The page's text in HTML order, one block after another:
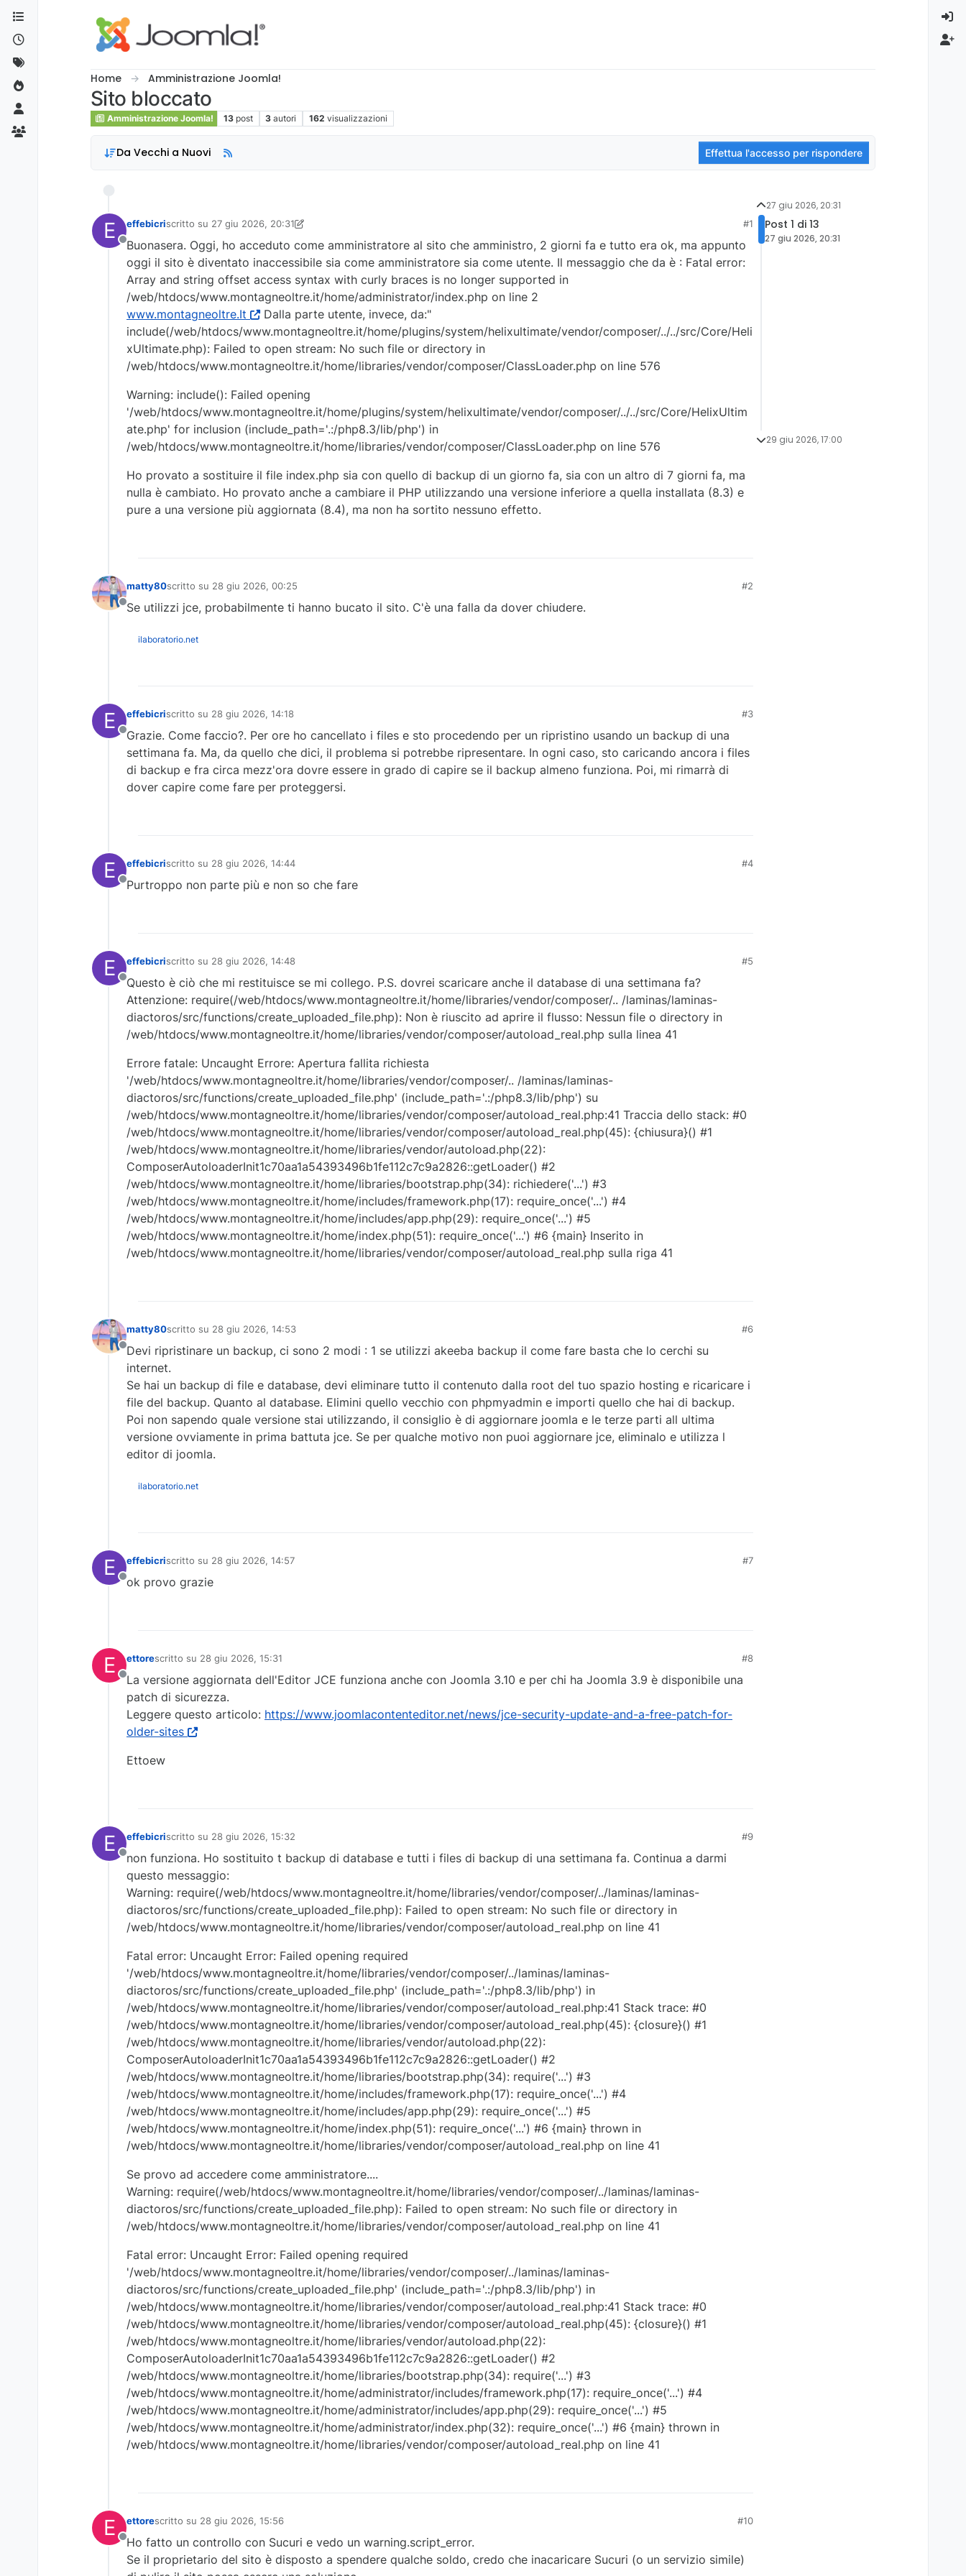
Salta al contenuto
Home Amministrazione Joomla!
Sito bloccato
Amministrazione Joomla! 13 post 3 autori 162 visualizzazioni
Da Vecchi a Nuovi Effettua l'accesso per rispondere
E
Non in linea
effebicriscritto su 27 giu 2026, 20:31
ultima modifica di effebicri
#1
Buonasera. Oggi, ho acceduto come amministratore al sito che amministro, 2 giorni fa e tutto era ok, ma appunto
oggi il sito è diventato inaccessibile sia come amministratore sia come utente. Il messaggio che da è : Fatal error:
Array and string offset access syntax with curly braces is no longer supported in
/web/htdocs/www.montagneoltre.it/home/administrator/index.php on line 2
www.montagneoltre.It
Dalla parte utente, invece, da:"
include(/web/htdocs/www.montagneoltre.it/home/plugins/system/helixultimate/vendor/composer/../../src/Core/Heli
xUltimate.php): Failed to open stream: No such file or directory in
/web/htdocs/www.montagneoltre.it/home/libraries/vendor/composer/ClassLoader.php on line 576
Warning: include(): Failed opening
'/web/htdocs/www.montagneoltre.it/home/plugins/system/helixultimate/vendor/composer/../../src/Core/HelixUltim
ate.php' for inclusion (include_path='.:/php8.3/lib/php') in
/web/htdocs/www.montagneoltre.it/home/libraries/vendor/composer/ClassLoader.php on line 576
Ho provato a sostituire il file index.php sia con quello di backup di un giorno fa, sia con un altro di 7 giorni fa, ma
nulla è cambiato. Ho provato anche a cambiare il PHP utilizzando una versione inferiore a quella installata (8.3) e
pure a una versione più aggiornata (8.4), ma non ha sortito nessuno effetto.
Non in linea
matty80scritto su 28 giu 2026, 00:25
ultima modifica di
#2
Se utilizzi jce, probabilmente ti hanno bucato il sito. C'è una falla da dover chiudere.
ilaboratorio.net
E
Non in linea
effebicriscritto su 28 giu 2026, 14:18
ultima modifica di
#3
Grazie. Come faccio?. Per ore ho cancellato i files e sto procedendo per un ripristino usando un backup di una
settimana fa. Ma, da quello che dici, il problema si potrebbe ripresentare. In ogni caso, sto caricando ancora i files
di backup e fra circa mezz'ora dovre essere in grado di capire se il backup almeno funziona. Poi, mi rimarrà di
dover capire come fare per proteggersi.
E
Non in linea
effebicriscritto su 28 giu 2026, 14:44
ultima modifica di
#4
Purtroppo non parte più e non so che fare
E
Non in linea
effebicriscritto su 28 giu 2026, 14:48
ultima modifica di
#5
Questo è ciò che mi restituisce se mi collego. P.S. dovrei scaricare anche il database di una settimana fa?
Attenzione: require(/web/htdocs/www.montagneoltre.it/home/libraries/vendor/composer/.. /laminas/laminas-
diactoros/src/functions/create_uploaded_file.php): Non è riuscito ad aprire il flusso: Nessun file o directory in
/web/htdocs/www.montagneoltre.it/home/libraries/vendor/composer/autoload_real.php sulla linea 41
Errore fatale: Uncaught Errore: Apertura fallita richiesta
'/web/htdocs/www.montagneoltre.it/home/libraries/vendor/composer/.. /laminas/laminas-
diactoros/src/functions/create_uploaded_file.php' (include_path='.:/php8.3/lib/php') su
/web/htdocs/www.montagneoltre.it/home/libraries/vendor/composer/autoload_real.php:41 Traccia dello stack: #0
/web/htdocs/www.montagneoltre.it/home/libraries/vendor/composer/autoload_real.php(45): {chiusura}() #1
/web/htdocs/www.montagneoltre.it/home/libraries/vendor/autoload.php(22):
ComposerAutoloaderInit1c70aa1a54393496b1fe112c7c9a2826::getLoader() #2
/web/htdocs/www.montagneoltre.it/home/libraries/bootstrap.php(34): richiedere('...') #3
/web/htdocs/www.montagneoltre.it/home/includes/framework.php(17): require_once('...') #4
/web/htdocs/www.montagneoltre.it/home/includes/app.php(29): require_once('...') #5
/web/htdocs/www.montagneoltre.it/home/index.php(51): require_once('...') #6 {main} Inserito in
/web/htdocs/www.montagneoltre.it/home/libraries/vendor/composer/autoload_real.php sulla riga 41
Non in linea
matty80scritto su 28 giu 2026, 14:53
ultima modifica di
#6
Devi ripristinare un backup, ci sono 2 modi : 1 se utilizzi akeeba backup il come fare basta che lo cerchi su
internet.
Se hai un backup di file e database, devi eliminare tutto il contenuto dalla root del tuo spazio hosting e ricaricare i
file del backup. Quanto al database. Elimini quello vecchio con phpmyadmin e importi quello che hai di backup.
Poi non sapendo quale versione stai utilizzando, il consiglio è di aggiornare joomla e le terze parti all ultima
versione ovviamente in prima battuta jce. Se per qualche motivo non puoi aggiornare jce, eliminalo e utilizza l
editor di joomla.
ilaboratorio.net
E
Non in linea
effebicriscritto su 28 giu 2026, 14:57
ultima modifica di
#7
ok provo grazie
E
Non in linea
ettorescritto su 28 giu 2026, 15:31
ultima modifica di
#8
La versione aggiornata dell'Editor JCE funziona anche con Joomla 3.10 e per chi ha Joomla 3.9 è disponibile una
patch di sicurezza.
Leggere questo articolo: https://www.joomlacontenteditor.net/news/jce-security-update-and-a-free-patch-for-
older-sites
Ettoew
E
Non in linea
effebicriscritto su 28 giu 2026, 15:32
ultima modifica di
#9
non funziona. Ho sostituito t backup di database e tutti i files di backup di una settimana fa. Continua a darmi
questo messaggio:
Warning: require(/web/htdocs/www.montagneoltre.it/home/libraries/vendor/composer/../laminas/laminas-
diactoros/src/functions/create_uploaded_file.php): Failed to open stream: No such file or directory in
/web/htdocs/www.montagneoltre.it/home/libraries/vendor/composer/autoload_real.php on line 41
Fatal error: Uncaught Error: Failed opening required
'/web/htdocs/www.montagneoltre.it/home/libraries/vendor/composer/../laminas/laminas-
diactoros/src/functions/create_uploaded_file.php' (include_path='.:/php8.3/lib/php') in
/web/htdocs/www.montagneoltre.it/home/libraries/vendor/composer/autoload_real.php:41 Stack trace: #0
/web/htdocs/www.montagneoltre.it/home/libraries/vendor/composer/autoload_real.php(45): {closure}() #1
/web/htdocs/www.montagneoltre.it/home/libraries/vendor/autoload.php(22):
ComposerAutoloaderInit1c70aa1a54393496b1fe112c7c9a2826::getLoader() #2
/web/htdocs/www.montagneoltre.it/home/libraries/bootstrap.php(34): require('...') #3
/web/htdocs/www.montagneoltre.it/home/includes/framework.php(17): require_once('...') #4
/web/htdocs/www.montagneoltre.it/home/includes/app.php(29): require_once('...') #5
/web/htdocs/www.montagneoltre.it/home/index.php(51): require_once('...') #6 {main} thrown in
/web/htdocs/www.montagneoltre.it/home/libraries/vendor/composer/autoload_real.php on line 41
Se provo ad accedere come amministratore....
Warning: require(/web/htdocs/www.montagneoltre.it/home/libraries/vendor/composer/../laminas/laminas-
diactoros/src/functions/create_uploaded_file.php): Failed to open stream: No such file or directory in
/web/htdocs/www.montagneoltre.it/home/libraries/vendor/composer/autoload_real.php on line 41
Fatal error: Uncaught Error: Failed opening required
'/web/htdocs/www.montagneoltre.it/home/libraries/vendor/composer/../laminas/laminas-
diactoros/src/functions/create_uploaded_file.php' (include_path='.:/php8.3/lib/php') in
/web/htdocs/www.montagneoltre.it/home/libraries/vendor/composer/autoload_real.php:41 Stack trace: #0
/web/htdocs/www.montagneoltre.it/home/libraries/vendor/composer/autoload_real.php(45): {closure}() #1
/web/htdocs/www.montagneoltre.it/home/libraries/vendor/autoload.php(22):
ComposerAutoloaderInit1c70aa1a54393496b1fe112c7c9a2826::getLoader() #2
/web/htdocs/www.montagneoltre.it/home/libraries/bootstrap.php(34): require('...') #3
/web/htdocs/www.montagneoltre.it/home/administrator/includes/framework.php(17): require_once('...') #4
/web/htdocs/www.montagneoltre.it/home/administrator/includes/app.php(29): require_once('...') #5
/web/htdocs/www.montagneoltre.it/home/administrator/index.php(32): require_once('...') #6 {main} thrown in
/web/htdocs/www.montagneoltre.it/home/libraries/vendor/composer/autoload_real.php on line 41
E
Non in linea
ettorescritto su 28 giu 2026, 15:56
ultima modifica di
#10
Ho fatto un controllo con Sucuri e vedo un warning.script_error.
Se il proprietario del sito è disposto a spendere qualche soldo, credo che inacaricare Sucuri (o un servizio simile)
27 giu 2026, 20:31
Post 1 di 13
27 giu 2026, 20:31
29 giu 2026, 17:00